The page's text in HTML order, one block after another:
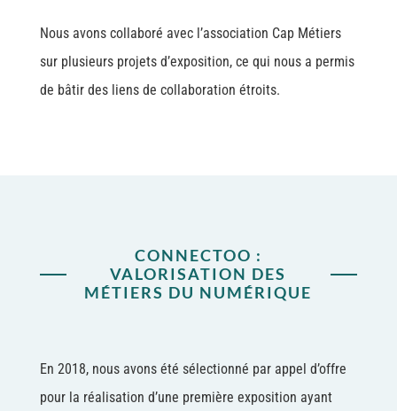
Nous avons collaboré avec l’association Cap Métiers
sur plusieurs projets d’exposition, ce qui nous a permis
de bâtir des liens de collaboration étroits.
CONNECTOO :
VALORISATION DES
MÉTIERS DU NUMÉRIQUE
En 2018, nous avons été sélectionné par appel d’offre
pour la réalisation d’une première exposition ayant